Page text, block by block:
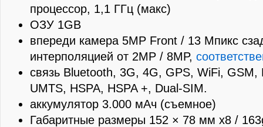
процессор, 1,1 ГГц (макс)
ОЗУ 1GB
впереди камера 5MP Front / 13 Мпикс
интерполяцией от 2MP / 8MP,
связь Bluetooth, 3G, 4G, GPS, WiFi, GSM,
UMTS, HSPA, HSPA +, Dual-SIM.
аккумулятор 3.000 мАч (съемное)
Габаритные размеры 152 × 78 мм x8 /